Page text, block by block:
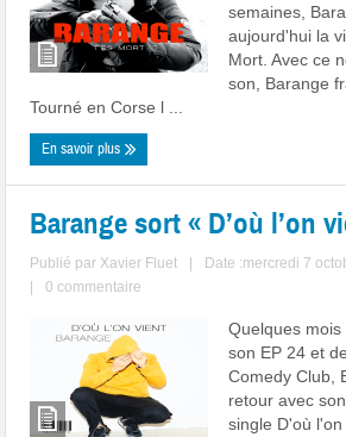
semaines,
aujourd'hui la
Mort. Avec ce
son, Barange
Tourné en Corse l ...
En savoir plus
Barange sort « D’où l’on
Publié par Xavier Fluet
Date :mercredi 7
0 commentaire
Quelques
son EP 24 et
Comedy Club,
retour avec
single D'où